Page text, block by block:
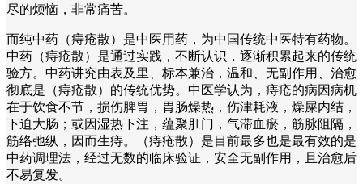
尽的烦恼，非常痛苦。
而纯中药（痔疮散）是中医用药，为中国传统中医特有药物。
中药（痔疮散）是通过实践，不断认识，逐渐积累起来的传统
验方。中药讲究由表及里、标本兼治，温和、无副作用、治愈
彻底是（痔疮散）的传统优势。中医学认为，痔疮的病因病机
在于饮食不节，损伤脾胃，胃肠燥热，伤津耗液，燥屎内结，
下迫大肠；或因湿热下注，蕴聚肛门，气滞血瘀，筋脉阻隔，
筋络弛纵，因而生痔。（痔疮散）是目前最多也是最有效的是
中药调理法，经过无数的临床验证，安全无副作用，且治愈后
不易复发。